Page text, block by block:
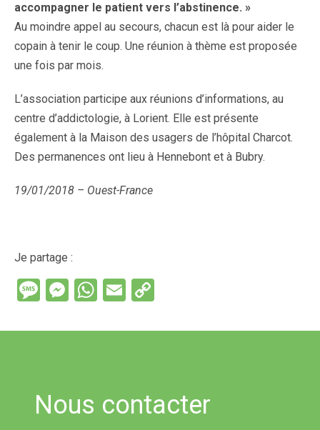
accompagner le patient vers l’abstinence. »
Au moindre appel au secours, chacun est là pour aider le
copain à tenir le coup. Une réunion à thème est proposée
une fois par mois.
L’association participe aux réunions d’informations, au
centre d’addictologie, à Lorient. Elle est présente
également à la Maison des usagers de l’hôpital Charcot.
Des permanences ont lieu à Hennebont et à Bubry.
19/01/2018 – Ouest-France
Je partage :
M
s
e
M
se
er
W
at
p
E
ail py
k
Nous contacter